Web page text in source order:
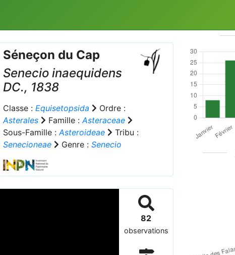
Séneçon du Cap
Senecio inaequidens
DC., 1838
Classe : Equisetopsida
Ordre :
Asterales
Famille :Asteraceae
Sous-Famille :Asteroideae
Tribu :
Senecioneae
Genre : Senecio
82
observations